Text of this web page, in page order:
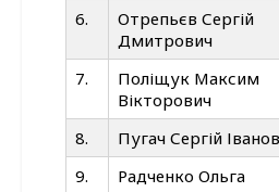
6.
Отрепьєв Сергій
Дмитрович
7.
Поліщук Максим
Вікторович
8. Пугач Сергій
9.
Радченко Ольга